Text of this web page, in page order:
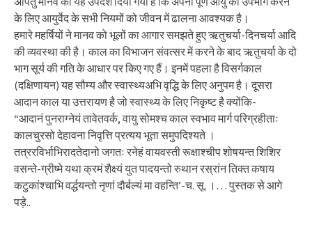
के लिए आयुर्वेद के सभी नियमों को जीवन में ढालना आवश्यक है।
हमारे महर्षियों ने मानव को भूलों का आगार समझते हुए ऋतुचर्या-दिनचर्या आदि
की व्यवस्था की है। काल का विभाजन संवत्सर में करने के बाद ऋतुचर्या के दो
भाग सूर्य की गति के आधार पर किए गए हैं। इनमें पहला है विसर्गकाल
(दक्षिणायन) यह सौम्य और स्वास्थ्यअभि वृद्धि के लिए अनुपम है। दूसरा
आदान काल या उत्तरायण है जो स्वास्थ्य के लिए निकृष्ट है क्योंकि-
“आदानं पुनराग्नेयं तावेतवर्क, वायु सोमश्च काल स्वभाव मार्ग परिग्रहीताः
कालचुरसो देहावना निवृत्ति प्रत्यय भूता समुपदिश्यते ।
तत्ररविर्भाभिरादतेदानो जगतः रनेहं वायवस्ती रूक्षाश्चीप शोषयन्त शिशिर
वसन्ते-ग्रीष्मे यथा क्रमं शैक्ष्यं युत पादयन्तो रुथान रस्रांन तिक्त कषाय
कटुकांश्चाभि वर्द्धयन्तो नृणां दौर्बल्यं मा वहन्ति’-च. सू. ।… पुस्तक से आगे
पड़े..